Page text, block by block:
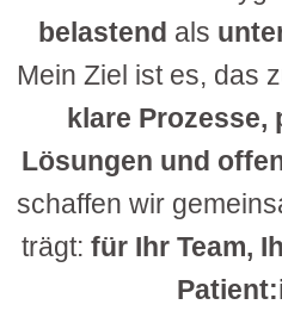
belastend als
Mein Ziel ist es, das
klare Prozesse,
Lösungen und
schaffen wir
trägt: für Ihr Team,